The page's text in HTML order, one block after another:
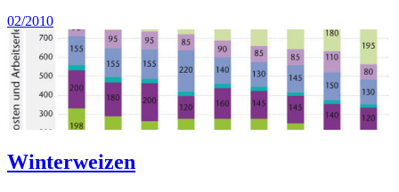
02/2010
Winterweizen